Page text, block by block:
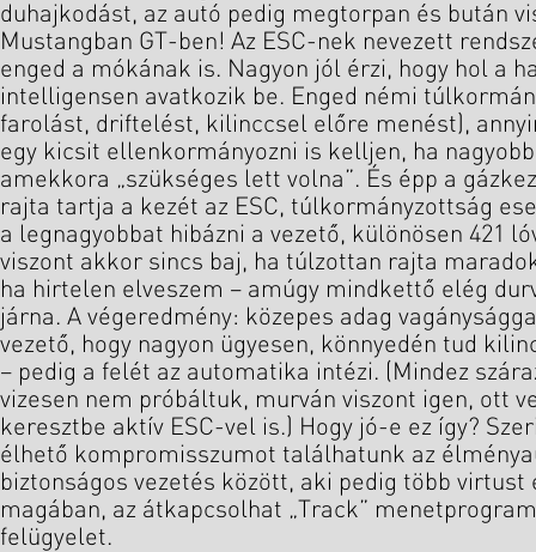
duhajkodást, az autó pedig megtorpan és bután
Mustangban GT-ben! Az ESC-nek nevezett
enged a mókának is. Nagyon jól érzi, hogy hol a
intelligensen avatkozik be. Enged némi
farolást, driftelést, kilinccsel előre menést),
egy kicsit ellenkormányozni is kelljen, ha
amekkora „szükséges lett volna”. És épp a
rajta tartja a kezét az ESC, túlkormányzottság
a legnagyobbat hibázni a vezető, különösen 421
viszont akkor sincs baj, ha túlzottan rajta
ha hirtelen elveszem – amúgy mindkettő elég
járna. A végeredmény: közepes adag
vezető, hogy nagyon ügyesen, könnyedén tud
– pedig a felét az automatika intézi. (Mindez
vizesen nem próbáltuk, murván viszont igen, ott
keresztbe aktív ESC-vel is.) Hogy jó-e ez így?
élhető kompromisszumot találhatunk az
biztonságos vezetés között, aki pedig több virtust
magában, az átkapcsolhat „Track”
felügyelet.